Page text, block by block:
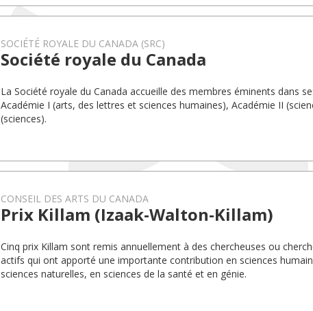
SOCIÉTÉ ROYALE DU CANADA (SRC)
Société royale du Canada
La Société royale du Canada accueille des membres éminents dans
Académie I (arts, des lettres et sciences humaines), Académie II
(sciences).
CONSEIL DES ARTS DU CANADA
Prix Killam (Izaak-Walton-Killam)
Cinq prix Killam sont remis annuellement à des chercheuses ou
actifs qui ont apporté une importante contribution en sciences
sciences naturelles, en sciences de la santé et en génie.